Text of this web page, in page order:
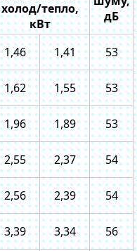
холод/тепло,
кВт
дБ
1,46 1,41
53
1,62 1,55
53
1,96 1,89
53
2,55 2,37
54
2,56 2,39
54
3,39 3,34
56